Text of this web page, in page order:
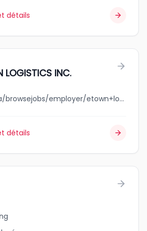
détails
LOGISTICS INC.
jobbank.gc.ca/browsejobs/employer/etown+logistics+inc./ca
détails